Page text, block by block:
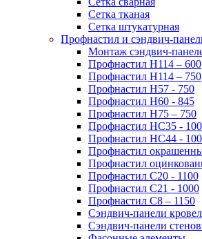
Сетка тканая
Сетка штукатурная
Профнастил и сэндвич-
Монтаж сэндвич-
Профнастил Н114 – 600
Профнастил Н114 – 750
Профнастил Н57 - 750
Профнастил Н60 - 845
Профнастил Н75 – 750
Профнастил НС35 -
Профнастил НС44 -
Профнастил
Профнастил
Профнастил С20 - 1100
Профнастил С21 - 1000
Профнастил С8 – 1150
Сэндвич-панели
Сэндвич-панели